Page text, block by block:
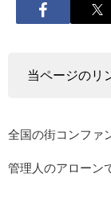
当ページのリ
全国の街コンファ
管理人のアローン